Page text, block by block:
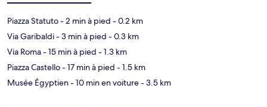
Piazza Statuto- 2 min à pied - 0.2 km
Via Garibaldi- 3 min à pied - 0.3 km
Via Roma- 15 min à pied - 1.3 km
Piazza Castello- 17 min à pied - 1.5 km
Musée Égyptien- 10 min en voiture- 3.5 km